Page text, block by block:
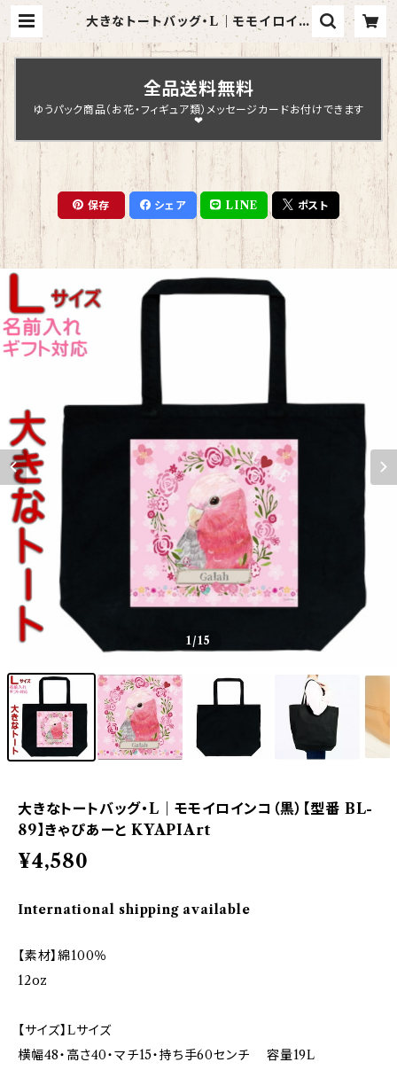
大きなトートバッグ・L｜モモイロイン
コ（黒）【型番 BL-89】きゃぴあーと
KYAPIArt | Chopin Design
全品送料無料
ゆうパック商品（お花・フィギュア類）メッセージカードお付けできます
❤
保存 シェア LINE ポスト
1/15
大きなトートバッグ・L｜モモイロインコ（黒）【型番 BL-
89】きゃぴあーと KYAPIArt
¥4,580
International shipping available
【素材】綿100％
12oz
【サイズ】Lサイズ
横幅48・高さ40・マチ15・持ち手60センチ 容量19L